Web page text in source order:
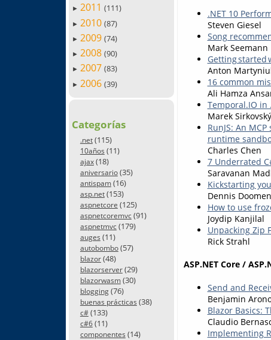
► 2011 (111)
► 2010 (87)
► 2009 (74)
► 2008 (90)
► 2007 (83)
► 2006 (39)
Categorías
.net(115)
10años (11)
ajax(18)
aniversario(35)
antispam(16)
asp.net(153)
aspnetcore (125)
aspnetcoremvc(91)
aspnetmvc(179)
auges (11)
autobombo(57)
blazor(48)
blazorserver(29)
blazorwasm(30)
blogging(76)
buenas prácticas (38)
c#(133)
c#6(11)
componentes (14)
.NET 10
Steven Giesel
Song
Mark Seemann
Getting started
Anton
16 common
Ali Hamza
Temporal.IO in
Marek Sirkovský
RunJS: An
runtime
Charles Chen
7 Underrated
Saravanan
Kickstarting
Dennis Doomen
How to use
Joydip Kanjilal
Unpacking Zip
Rick Strahl
ASP.NET Core /
Send and
Benjamin
Blazor Basics:
Claudio
Implementing